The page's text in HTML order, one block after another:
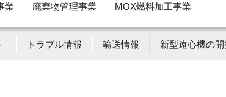
業 廃棄物管理事業 MOX燃料加工事業
トラブル情報 輸送情報 新型遠心機の